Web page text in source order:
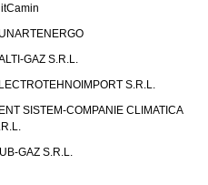
GAZ S.R.L.
S.R.L.
SISTEM-COMPANIE CLIMATICA
GAZ S.R.L.